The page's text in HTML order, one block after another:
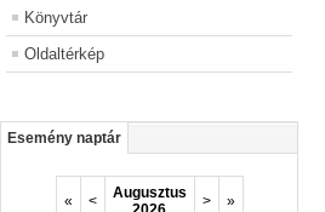
Könyvtár
Oldaltérkép
Esemény naptár
« <
Augusztus
> »